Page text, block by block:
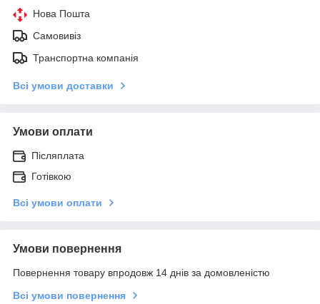
Нова Пошта
Самовивіз
Транспортна компанія
Всі умови доставки
Умови оплати
Післяплата
Готівкою
Всі умови оплати
Умови повернення
Повернення товару впродовж 14 днів за домовленістю
Всі умови повернення